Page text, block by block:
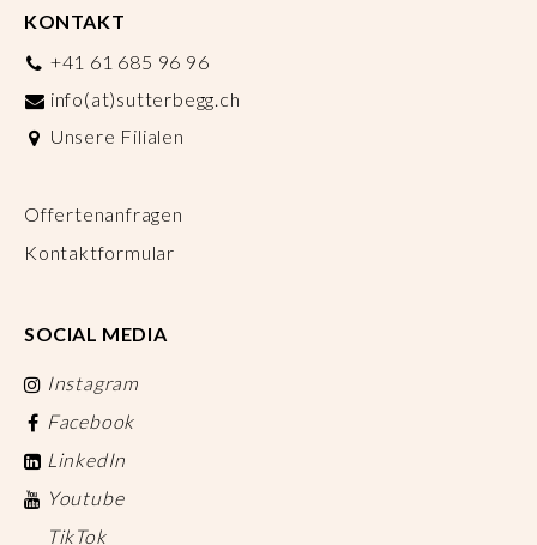
KONTAKT
+41 61 685 96 96
info(at)sutterbegg.ch
Unsere Filialen
Offertenanfragen
Kontaktformular
SOCIAL MEDIA
Instagram
Facebook
LinkedIn
Youtube
TikTok